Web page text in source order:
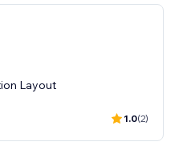
Layout
1.0(2)